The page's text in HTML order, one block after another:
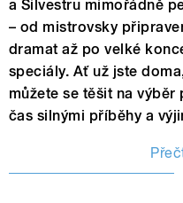
a Silvestru mimořádně
– od mistrovsky
dramat až po velké
speciály. Ať už jste
můžete se těšit na
čas silnými příběhy a